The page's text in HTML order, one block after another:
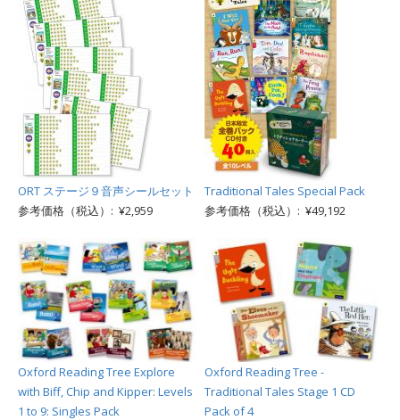
ORT ステージ９音声シールセット
参考価格（税込）: ¥2,959
Traditional Tales Special Pack
参考価格（税込）: ¥49,192
Oxford Reading Tree Explore
with Biff, Chip and Kipper: Levels
1 to 9: Singles Pack
Oxford Reading Tree -
Traditional Tales Stage 1 CD
Pack of 4